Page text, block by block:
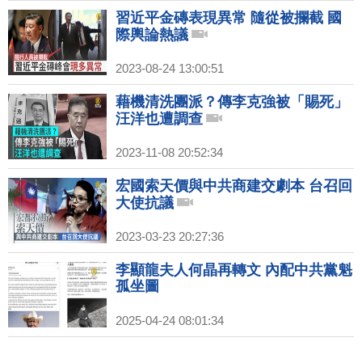
習近平金磚表現異常 隨從被攔截 國
際輿論熱議
2023-08-24 13:00:51
藉機清洗團派？傳李克強被「賜死」
汪洋也遭調查
2023-11-08 20:52:34
宏國索天價與中共商建交劇本 台召回
大使抗議
2023-03-23 20:27:36
李顯龍夫人何晶再轉文 內配中共黨魁
孤坐圖
2025-04-24 08:01:34